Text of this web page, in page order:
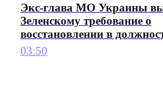
Экс-глава МО Украины
Зеленскому требование о
восстановлении в
03:50